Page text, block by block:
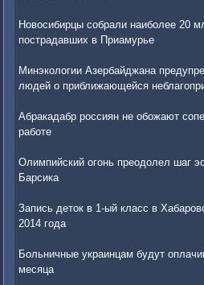
Новосибирцы собрали наиболее 20
пострадавших в Приамурье
Минэкологии Азербайджана
людей о приближающейся
Абракадабр россиян не обожают
работе
Олимпийский огонь преодолел шаг
Барсика
Запись деток в 1-ый класс в
2014 года
Больничные украинцам будут
месяца